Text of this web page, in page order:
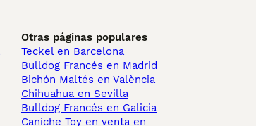
Otras páginas populares
Teckel en Barcelona
Bulldog Francés en Madrid
Bichón Maltés en València
Chihuahua en Sevilla
Bulldog Francés en Galicia
Caniche Toy en venta en